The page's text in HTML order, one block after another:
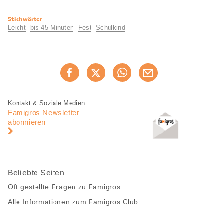
Nützliche
Informationen
Stichwörter
Leicht bis 45 Minuten Fest Schulkind
Jetzt weiterempfehlen
Fusszeile
Fusszeile
Navigation
Kontakt & Soziale Medien
Famigros Newsletter
abonnieren
Beliebte Seiten
Oft gestellte Fragen zu Famigros
Alle Informationen zum Famigros Club